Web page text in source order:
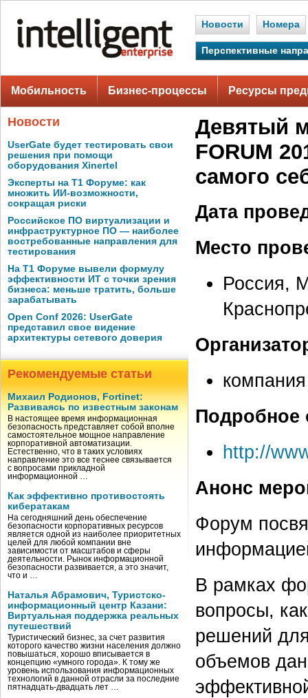
Новости Номера
Перспективные
Мобильность Бизнес-процессы Ресурсы
Новости
UserGate будет тестировать свои
решения при помощи
оборудования Xinertel
Эксперты на Т1 Форуме: как
множить ИИ-возможности,
сокращая риски
Российское ПО виртуализации и
инфраструктурное ПО — наиболее
востребованные направления для
тестирования
На Т1 Форуме вывели формулу
эффективности ИТ с точки зрения
бизнеса: меньше тратить, больше
зарабатывать
Open Conf 2026: UserGate
представил свое видение
архитектуры сетевого доверия
Рекомендуемые статьи
Михаил Родионов, Fortinet:
Развиваясь по известным законам
В настоящее время информационная
безопасность представляет собой вполне
самостоятельное мощное направление
корпоративной автоматизации.
Естественно, что в таких условиях
направление это все теснее связывается
с вопросами прикладной
информационной …
Как эффективно противостоять
кибератакам
На сегодняшний день обеспечение
безопасности корпоративных ресурсов
является одной из наиболее приоритетных
целей для любой компании вне
зависимости от масштабов и сферы
деятельности. Рынок информационной
безопасности развивается, а это значит,
что и …
Наталья Абрамович, Туристско-
информационный центр Казани:
Виртуальная поддержка реальных
путешествий
Туристический бизнес, за счет развития
которого качество жизни населения должно
повышаться, хорошо вписывается в
концепцию «умного города». К тому же
уровень использования информационных
технологий в данной отрасли за последние
пятнадцать-двадцать лет …
Девятый
FORUM
самого
Дата
Место
Россия,
Подробное
http://
Анонс
Форум
В рамках
вопросы,
решений
объемов